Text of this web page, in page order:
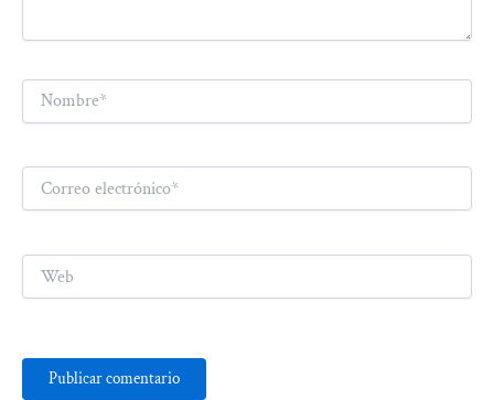
Nombre*
electrónico*